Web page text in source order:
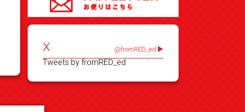
X @fromRED_ed
Tweets by fromRED_ed